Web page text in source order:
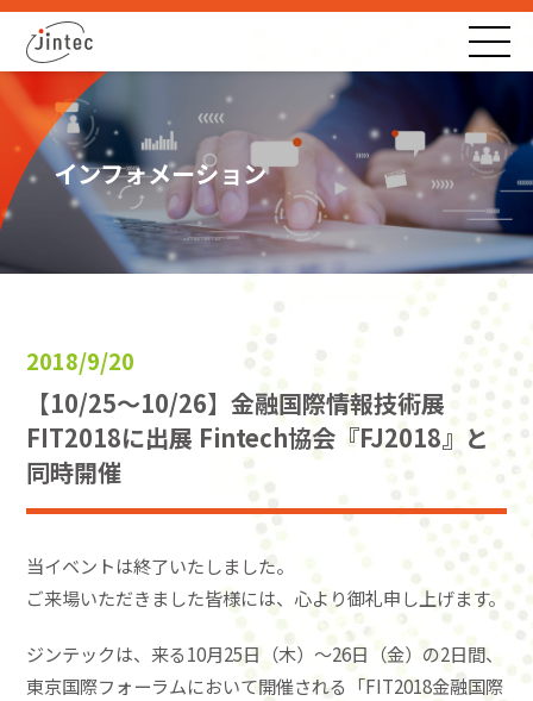
インフォメーション
2018/9/20
【10/25～10/26】金融国際情報技術展
FIT2018に出展 Fintech協会『FJ2018』と
同時開催
当イベントは終了いたしました。
ご来場いただきました皆様には、心より御礼申し上げます。
ジンテックは、来る10月25日（木）～26日（金）の2日間、
東京国際フォーラムにおいて開催される「FIT2018金融国際